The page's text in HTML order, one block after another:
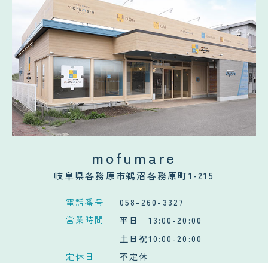
mofumare
岐阜県各務原市鵜沼各務原町1-215
電話番号
058-260-3327
営業時間
平日 13:00-20:00
土日祝10:00-20:00
定休日
不定休